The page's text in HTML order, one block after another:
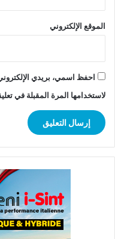
الموقع الإلكتروني
احفظ اسمي، بريدي
لاستخدامها المرة المقبلة في